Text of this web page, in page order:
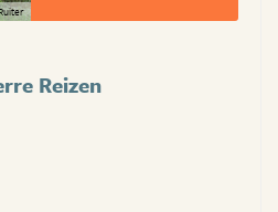
Reizen